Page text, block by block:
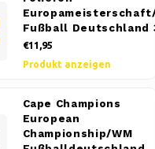
Fußball Deutschland
€11,95
Produkt anzeigen
Cape Champions
European
Championship/WM